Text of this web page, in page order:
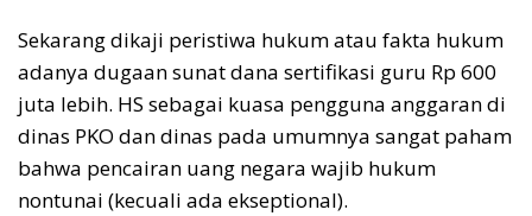
Sekarang dikaji peristiwa hukum atau fakta hukum
adanya dugaan sunat dana sertifikasi guru Rp 600
juta lebih. HS sebagai kuasa pengguna anggaran di
dinas PKO dan dinas pada umumnya sangat paham
bahwa pencairan uang negara wajib hukum
nontunai (kecuali ada ekseptional).